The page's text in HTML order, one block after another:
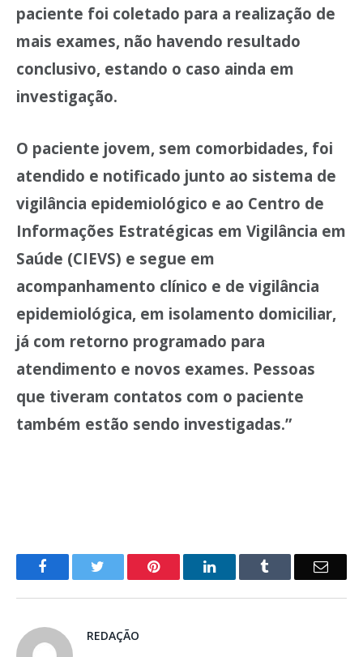
paciente foi coletado para a realização de
mais exames, não havendo resultado
conclusivo, estando o caso ainda em
investigação.
O paciente jovem, sem comorbidades, foi
atendido e notificado junto ao sistema de
vigilância epidemiológico e ao Centro de
Informações Estratégicas em Vigilância em
Saúde (CIEVS) e segue em
acompanhamento clínico e de vigilância
epidemiológica, em isolamento domiciliar,
já com retorno programado para
atendimento e novos exames. Pessoas
que tiveram contatos com o paciente
também estão sendo investigadas.”
o
Pinterest LinkedIn
E-
REDAÇÃO